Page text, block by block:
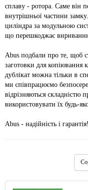
сплаву - ротора. Саме він
внутрішньої частини
циліндра за модульною
що перешкоджає
Abus подбали про те, щоб
заготовки для
дублікат можна тільки в
ми співпрацюємо
відрізняються складністю
використовувати їх будь-
Abus - надійність і гарантія!